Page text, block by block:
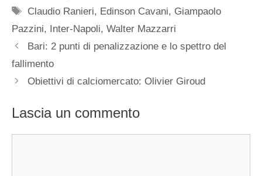
Tag
Claudio Ranieri, Edinson Cavani, Giampaolo
Pazzini, Inter-Napoli, Walter Mazzarri
Bari: 2 punti di penalizzazione e lo spettro del
fallimento
Obiettivi di calciomercato: Olivier Giroud
Lascia un commento